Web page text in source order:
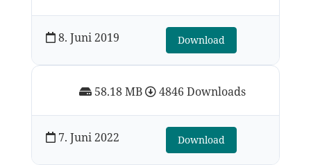
58.18 MB 4846 Downloads
7. Juni 2022 Download
8. Juni 2019 Download